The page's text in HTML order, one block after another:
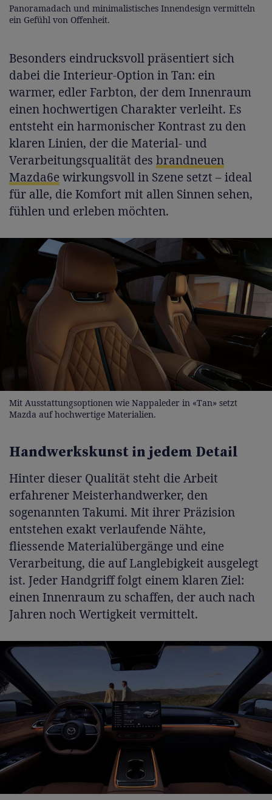
Panoramadach und minimalistisches Innendesign vermitteln
ein Gefühl von Offenheit.
Besonders eindrucksvoll präsentiert sich
dabei die Interieur-Option in Tan: ein
warmer, edler Farbton, der dem Innenraum
einen hochwertigen Charakter verleiht. Es
entsteht ein harmonischer Kontrast zu den
klaren Linien, der die Material- und
Verarbeitungsqualität des brandneuen
Mazda6ewirkungsvoll in Szene setzt – ideal
für alle, die Komfort mit allen Sinnen sehen,
fühlen und erleben möchten.
Mit Ausstattungsoptionen wie Nappaleder in «Tan» setzt
Mazda auf hochwertige Materialien.
Handwerkskunst in jedem Detail
Hinter dieser Qualität steht die Arbeit
erfahrener Meisterhandwerker, den
sogenannten Takumi. Mit ihrer Präzision
entstehen exakt verlaufende Nähte,
fliessende Materialübergänge und eine
Verarbeitung, die auf Langlebigkeit ausgelegt
ist. Jeder Handgriff folgt einem klaren Ziel:
einen Innenraum zu schaffen, der auch nach
Jahren noch Wertigkeit vermittelt.